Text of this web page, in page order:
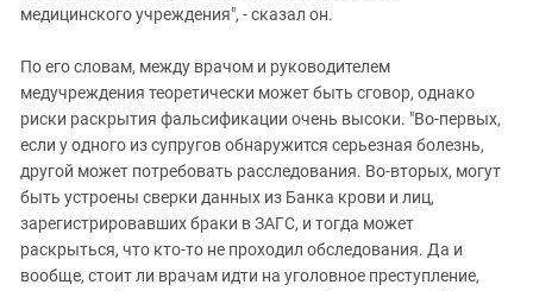
медицинского учреждения", - сказал он.
По его словам, между врачом и руководителем
медучреждения теоретически может быть сговор, однако
риски раскрытия фальсификации очень высоки. "Во-первых,
если у одного из супругов обнаружится серьезная болезнь,
другой может потребовать расследования. Во-вторых, могут
быть устроены сверки данных из Банка крови и лиц,
зарегистрировавших браки в ЗАГС, и тогда может
раскрыться, что кто-то не проходил обследования. Да и
вообще, стоит ли врачам идти на уголовное преступление,